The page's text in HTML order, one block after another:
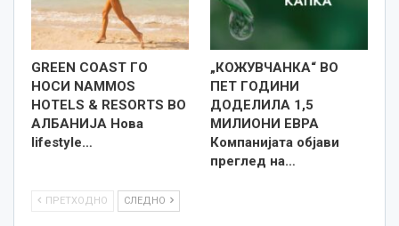
GREEN COAST ГО
НОСИ NAMMOS
HOTELS & RESORTS ВО
АЛБАНИЈА Нова
lifestyle…
„КОЖУВЧАНКА“ ВО
ПЕТ ГОДИНИ
ДОДЕЛИЛА 1,5
МИЛИОНИ ЕВРА
Компанијата објави
преглед на…
ПРЕТХОДНО СЛЕДНО